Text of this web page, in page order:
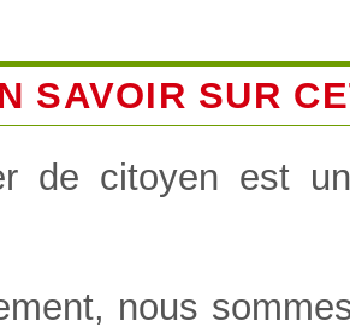
SAVOIR SUR
de citoyen est
nous